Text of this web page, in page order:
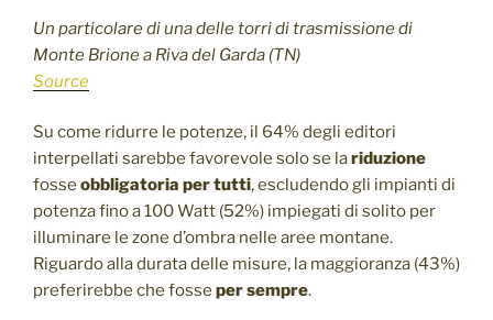
Un particolare di una delle torri di trasmissione di
Monte Brione a Riva del Garda (TN)
Source
Su come ridurre le potenze, il 64% degli editori
interpellati sarebbe favorevole solo se lariduzione
fosse obbligatoria per tutti, escludendo gli impianti di
potenza fino a 100 Watt (52%) impiegati di solito per
illuminare le zone d’ombra nelle aree montane.
Riguardo alla durata delle misure, la maggioranza (43%)
preferirebbe che fosse per sempre.